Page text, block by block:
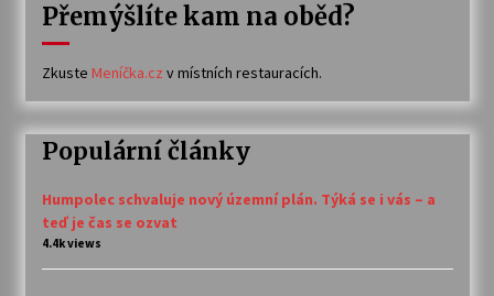
Přemýšlíte kam na oběd?
Zkuste Meníčka.cz v místních restauracích.
Populární články
Humpolec schvaluje nový územní plán. Týká se i vás – a
teď je čas se ozvat
4.4k views